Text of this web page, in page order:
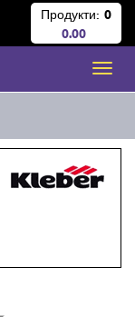
Продукти: 0
0.00